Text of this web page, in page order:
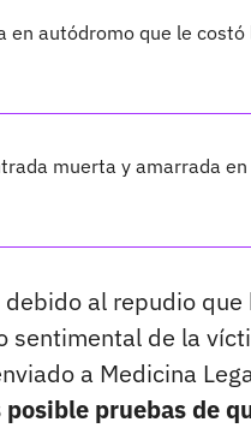
en autódromo que le costó
muerta y amarrada
al repudio
sentimental de la
a Medicina
pruebas de